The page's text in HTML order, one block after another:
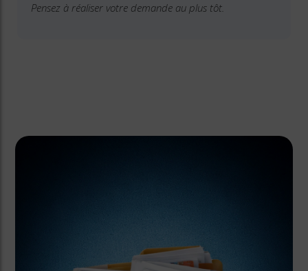
Pensez à réaliser votre demande au plus tôt.